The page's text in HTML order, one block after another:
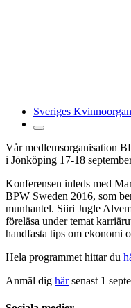
Sveriges
Vår medlemsorganisation
i Jönköping 17-18
Konferensen inleds med
BPW Sweden 2016, som
munhantel. Siiri Jugle
föreläsa under temat
handfasta tips om ekonomi
Hela programmet hittar du
Anmäl dig härsenast 1